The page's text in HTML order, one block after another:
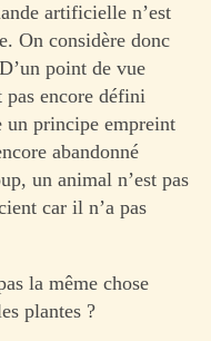
artificielle n’est
On considère donc
point de vue
pas encore défini
un principe empreint
abandonné
un animal n’est pas
car il n’a pas
la même chose
plantes ?